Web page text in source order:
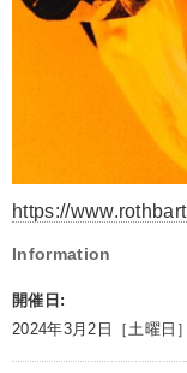
https://
Information
開催日:
2024年3月2日［土曜日